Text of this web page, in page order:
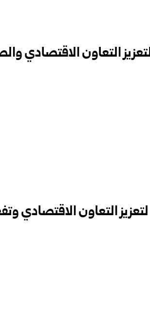
التعاون الاقتصادي
التعاون الاقتصادي